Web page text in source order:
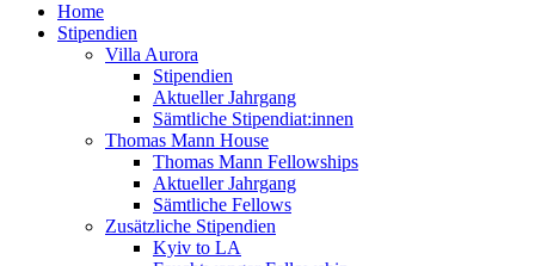
Home
Stipendien
Villa Aurora
Stipendien
Aktueller Jahrgang
Sämtliche Stipendiat:innen
Thomas Mann House
Thomas Mann Fellowships
Aktueller Jahrgang
Sämtliche Fellows
Zusätzliche Stipendien
Kyiv to LA